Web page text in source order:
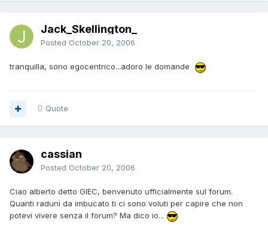
Jack_Skellington_
Posted October 20, 2006
tranquilla, sono egocentrico...adoro le domande
Quote
cassian
Posted October 20, 2006
Ciao alberto detto GIEC, benvenuto ufficialmente sul forum.
Quanti raduni da imbucato ti ci sono voluti per capire che non
potevi vivere senza il forum? Ma dico io...